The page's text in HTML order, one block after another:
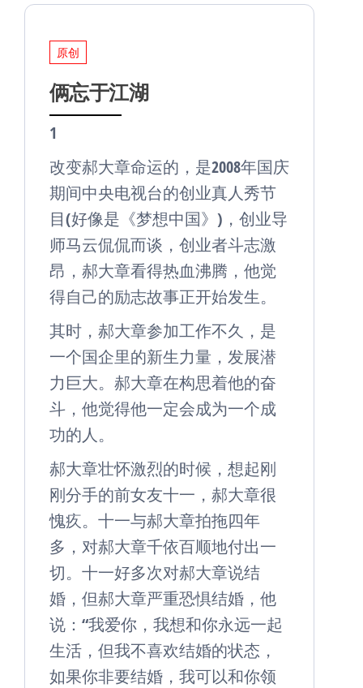
原创
俩忘于江湖
1
改变郝大章命运的，是2008年国庆
期间中央电视台的创业真人秀节
目(好像是《梦想中国》)，创业导
师马云侃侃而谈，创业者斗志激
昂，郝大章看得热血沸腾，他觉
得自己的励志故事正开始发生。
其时，郝大章参加工作不久，是
一个国企里的新生力量，发展潜
力巨大。郝大章在构思着他的奋
斗，他觉得他一定会成为一个成
功的人。
郝大章壮怀激烈的时候，想起刚
刚分手的前女友十一，郝大章很
愧疚。十一与郝大章拍拖四年
多，对郝大章千依百顺地付出一
切。十一好多次对郝大章说结
婚，但郝大章严重恐惧结婚，他
说：“我爱你，我想和你永远一起
生活，但我不喜欢结婚的状态，
如果你非要结婚，我可以和你领